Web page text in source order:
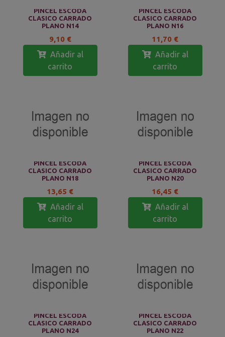
PINCEL ESCODA
CLASICO CARRADO
PLANO N14
9,10 €
Añadir al
carrito
PINCEL ESCODA
CLASICO CARRADO
PLANO N16
11,70 €
Añadir al
carrito
PINCEL ESCODA
CLASICO CARRADO
PLANO N18
13,65 €
Añadir al
carrito
PINCEL ESCODA
CLASICO CARRADO
PLANO N20
16,45 €
Añadir al
carrito
PINCEL ESCODA
CLASICO CARRADO
PLANO N24
PINCEL ESCODA
CLASICO CARRADO
PLANO N22